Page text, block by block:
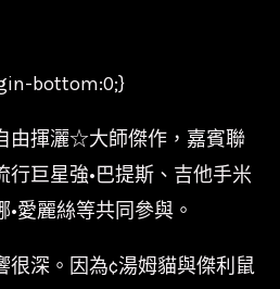
bottom:0;}
由揮灑☆大師傑作，嘉賓聯
巨星強•巴提斯、吉他手米
愛麗絲等共同參與。
很深。因為¢湯姆貓與傑利鼠